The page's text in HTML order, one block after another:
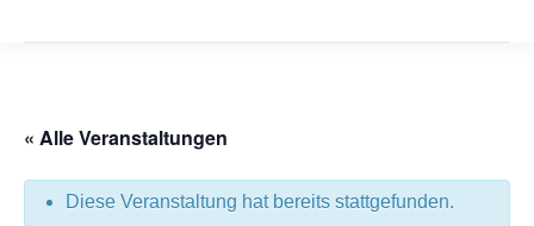
« Alle Veranstaltungen
Diese Veranstaltung hat bereits stattgefunden.